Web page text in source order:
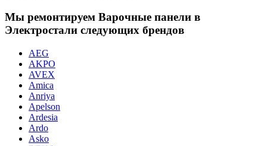
Мы ремонтируем Варочные панели в
Электростали следующих брендов
AEG
AKPO
AVEX
Amica
Anriya
Apelson
Ardesia
Ardo
Asko